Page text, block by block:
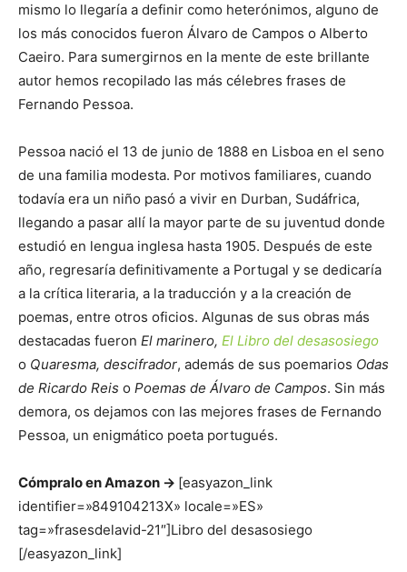
mismo lo llegaría a definir como heterónimos, alguno de
los más conocidos fueron Álvaro de Campos o Alberto
Caeiro. Para sumergirnos en la mente de este brillante
autor hemos recopilado las más célebres frases de
Fernando Pessoa.
Pessoa nació el 13 de junio de 1888 en Lisboa en el seno
de una familia modesta. Por motivos familiares, cuando
todavía era un niño pasó a vivir en Durban, Sudáfrica,
llegando a pasar allí la mayor parte de su juventud donde
estudió en lengua inglesa hasta 1905. Después de este
año, regresaría definitivamente a Portugal y se dedicaría
a la crítica literaria, a la traducción y a la creación de
poemas, entre otros oficios. Algunas de sus obras más
destacadas fueron El marinero, El Libro del desasosiego
o Quaresma, descifrador, además de sus poemarios Odas
de Ricardo Reis o Poemas de Álvaro de Campos. Sin más
demora, os dejamos con las mejores frases de Fernando
Pessoa, un enigmático poeta portugués.
Cómpralo en Amazon -> [easyazon_link
identifier=»849104213X» locale=»ES»
tag=»frasesdelavid-21″]Libro del desasosiego
[/easyazon_link]